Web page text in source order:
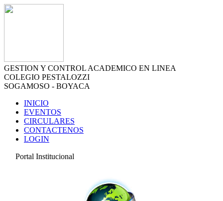
GESTION Y CONTROL ACADEMICO EN LINEA
COLEGIO PESTALOZZI
SOGAMOSO - BOYACA
INICIO
EVENTOS
CIRCULARES
CONTACTENOS
LOGIN
Portal Institucional